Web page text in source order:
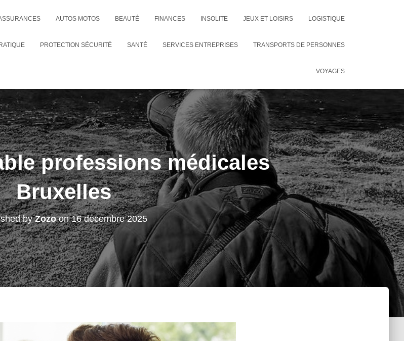
AUTOS MOTOS BEAUTÉ FINANCES INSOLITE JEUX ET LOISIRS LOGISTIQUE
PROTECTION SÉCURITÉ SANTÉ SERVICES ENTREPRISES TRANSPORTS DE PERSONNES
VOYAGES
professions médicales
Bruxelles
byZozoon16 décembre 2025